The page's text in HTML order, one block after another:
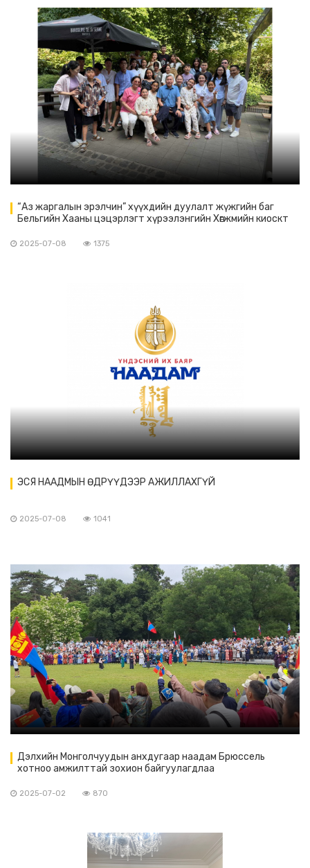
“Аз жаргалын эрэлчин” хүүхдийн дуулалт жүжгийн баг
Бельгийн Хааны цэцэрлэгт хүрээлэнгийн Хөгжмийн киоскт
2025-07-08 1375
ЭСЯ НААДМЫН ӨДРҮҮДЭЭР АЖИЛЛАХГҮЙ
2025-07-08 1041
Дэлхийн Монголчуудын анхдугаар наадам Брюссель
хотноо амжилттай зохион байгуулагдлаа
2025-07-02 870